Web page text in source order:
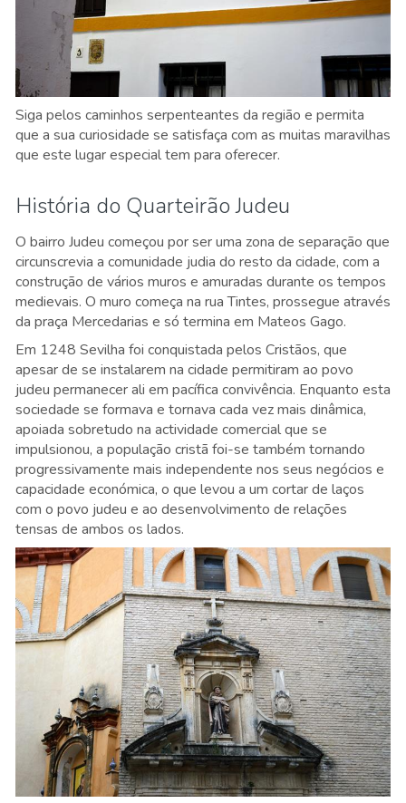
Siga pelos caminhos serpenteantes da região e permita
que a sua curiosidade se satisfaça com as muitas maravilhas
que este lugar especial tem para oferecer.
História do Quarteirão Judeu
O bairro Judeu começou por ser uma zona de separação que
circunscrevia a comunidade judia do resto da cidade, com a
construção de vários muros e amuradas durante os tempos
medievais. O muro começa na rua Tintes, prossegue através
da praça Mercedarias e só termina em Mateos Gago.
Em 1248 Sevilha foi conquistada pelos Cristãos, que
apesar de se instalarem na cidade permitiram ao povo
judeu permanecer ali em pacífica convivência. Enquanto esta
sociedade se formava e tornava cada vez mais dinâmica,
apoiada sobretudo na actividade comercial que se
impulsionou, a população cristã foi-se também tornando
progressivamente mais independente nos seus negócios e
capacidade económica, o que levou a um cortar de laços
com o povo judeu e ao desenvolvimento de relações
tensas de ambos os lados.